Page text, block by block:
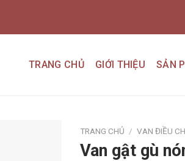
TRANG CHỦ GIỚI THIỆU SẢN
TRANG CHỦ / VAN ĐIỀU
Van gật gù